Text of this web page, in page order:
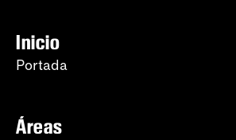
Inicio
Portada
Áreas